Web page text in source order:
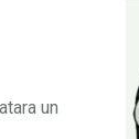
un